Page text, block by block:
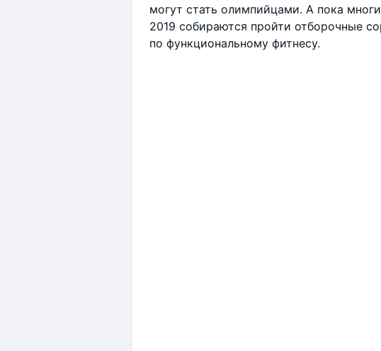
могут стать олимпийцами. А пока
2019 собираются пройти отборочные
по функциональному фитнесу.